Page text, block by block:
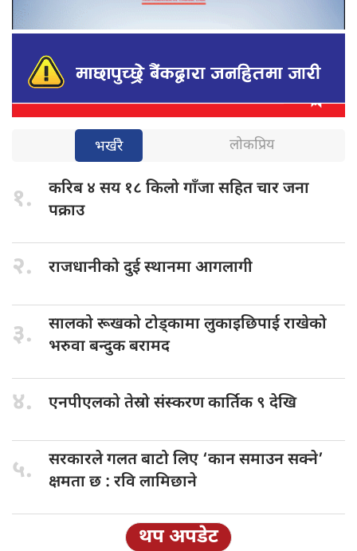
भर्खरै लोकप्रिय
१. करिब ४ सय १८ किलो गाँजा सहित चार जना
पक्राउ
२. राजधानीको दुईस्थानमा आगलागी
३. सालको रूखकोटोड्कामा लुकाइछिपाई राखेको
भरुवा बन्दुक बरामद
४. एनपीएलको तेस्रोसंस्करण कार्तिक ९ देखि
५. सरकारले गलतबाटो लिए ‘कान समाउन सक्ने’
क्षमता छ : रवि लामिछाने
थप अपडेट